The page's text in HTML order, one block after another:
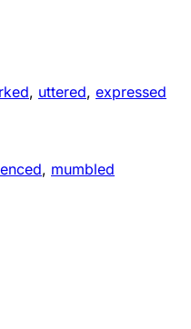
, uttered, expressed
, mumbled